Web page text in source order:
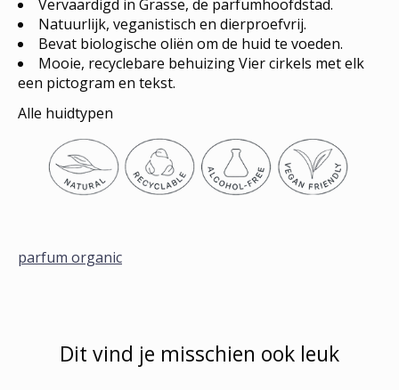
Vervaardigd in Grasse, de parfumhoofdstad.
Natuurlijk, veganistisch en dierproefvrij.
Bevat biologische oliën om de huid te voeden.
Mooie, recyclebare behuizing Vier cirkels met elk
een pictogram en tekst.
Alle huidtypen
parfum organic
Dit vind je misschien ook leuk